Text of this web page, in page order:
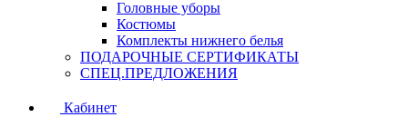
Головные уборы
Костюмы
Комплекты нижнего белья
ПОДАРОЧНЫЕ СЕРТИФИКАТЫ
СПЕЦ.ПРЕДЛОЖЕНИЯ
Кабинет